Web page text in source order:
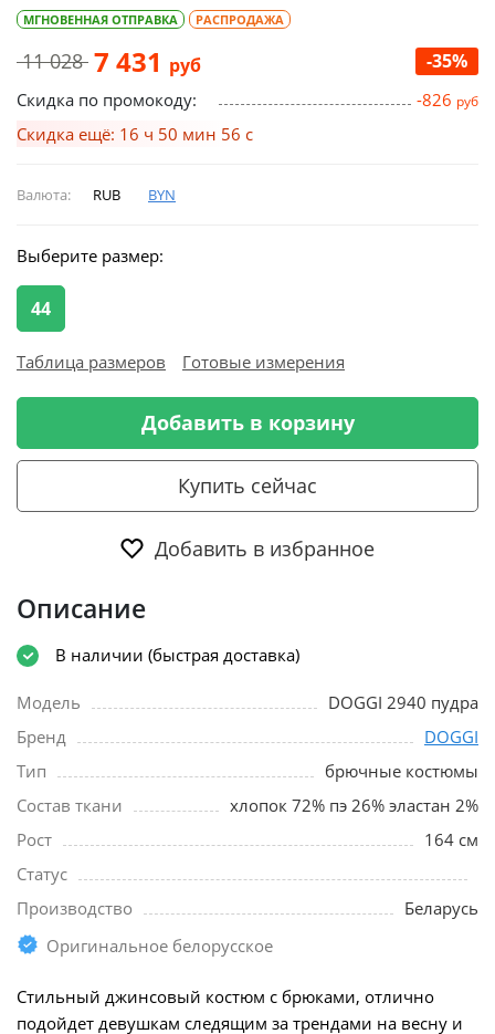
МГНОВЕННАЯ ОТПРАВКА РАСПРОДАЖА
11 028 7 431 руб -35%
Скидка по промокоду: -826 руб
Скидка ещё: 16 ч 50 мин 55 с
Валюта: RUB BYN
Выберите размер:
44
Таблица размеров Готовые измерения
Добавить в корзину
Купить сейчас
Добавить в избранное
Описание
В наличии (быстрая доставка)
Модель
DOGGI 2940 пудра
Бренд
DOGGI
Тип
брючные костюмы
Состав ткани
хлопок 72% пэ 26% эластан 2%
Рост
164 см
Статус
Производство
Беларусь
Оригинальное белорусское
Стильный джинсовый костюм с брюками, отлично
подойдет девушкам следящим за трендами на весну и